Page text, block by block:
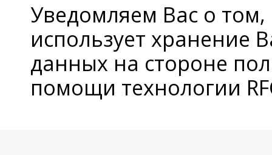
Уведомляем Вас о
использует хранение
данных на стороне
помощи технологии